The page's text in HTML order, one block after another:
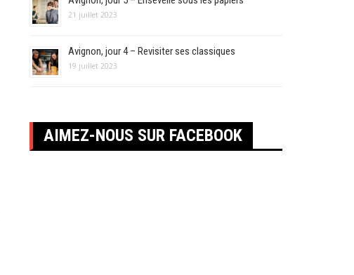
21 juillet 2023
Avignon, jour 4 – Revisiter ses classiques
19 juillet 2023
AIMEZ-NOUS SUR FACEBOOK